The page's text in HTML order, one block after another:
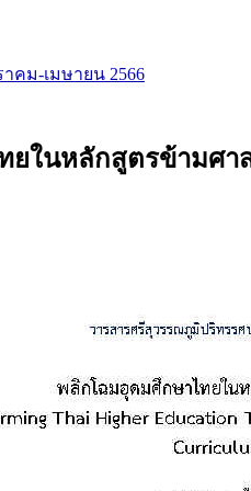
คม-เมษายน 2566
ยในหลักสูตรข้ามศา